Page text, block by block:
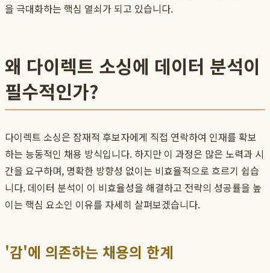
을 극대화하는 핵심 열쇠가 되고 있습니다.
왜 다이렉트 소싱에 데이터 분석이
필수적인가?
다이렉트 소싱은 잠재적 후보자에게 직접 연락하여 인재를 확보
하는 능동적인 채용 방식입니다. 하지만 이 과정은 많은 노력과 시
간을 요구하며, 명확한 방향성 없이는 비효율적으로 흐르기 쉽습
니다. 데이터 분석이 이 비효율성을 해결하고 전략의 성공률을 높
이는 핵심 요소인 이유를 자세히 살펴보겠습니다.
'감'에 의존하는 채용의 한계